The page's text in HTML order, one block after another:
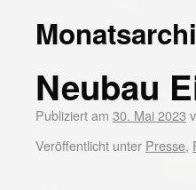
Neubau
Publiziert am 30. Mai 2023
Veröffentlicht unter Presse,